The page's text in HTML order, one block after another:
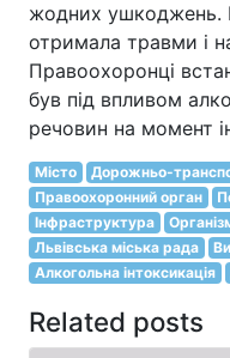
жодних ушкоджень.
отримала травми і
Правоохоронці
був під впливом
речовин на момент
Місто
Дорожньо-
Правоохоронний орган
Інфраструктура
Львівська міська рада
Алкогольна інтоксикація
Related posts